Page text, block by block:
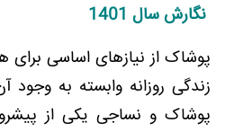
نگارش سال 1401
پوشاک از نیازهای اساسی برای
زندگی روزانه وابسته به
پوشاک و نساجی یکی از